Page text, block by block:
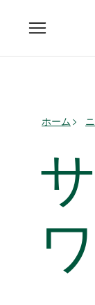
Toggle
navigation
ホーム